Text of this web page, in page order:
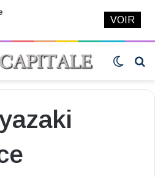
Switch
VOIR